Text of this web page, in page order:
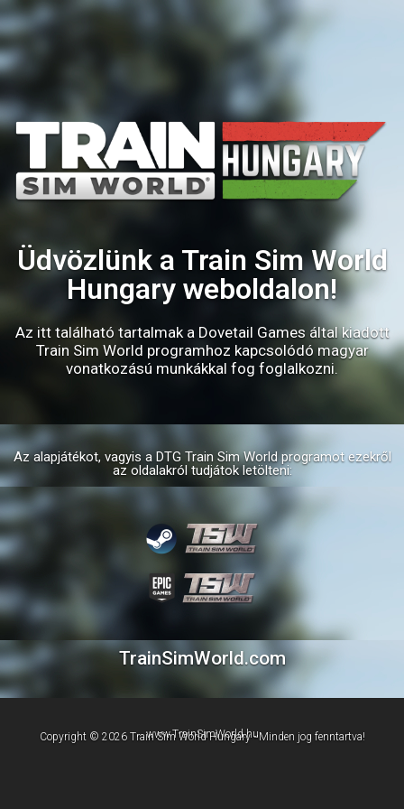
Üdvözlünk a Train Sim World
Hungary weboldalon!
Az itt található tartalmak a Dovetail Games által kiadott
Train Sim World programhoz kapcsolódó magyar
vonatkozású munkákkal fog foglalkozni.
Az alapjátékot, vagyis a DTG Train Sim World programot ezekről
az oldalakról tudjátok letölteni:
TrainSimWorld.com
www.TrainSimWorld.hu
Copyright © 2026 Train Sim World Hungary - Minden jog fenntartva!